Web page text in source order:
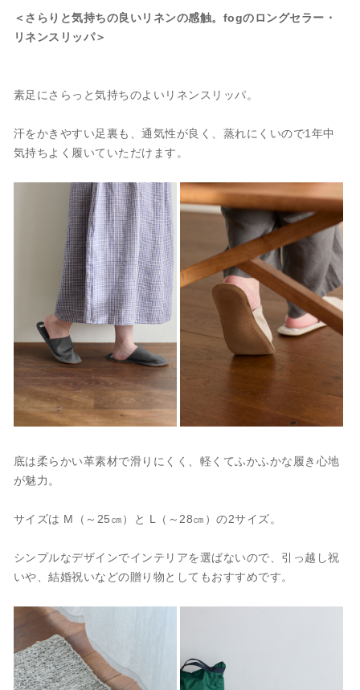
＜さらりと気持ちの良いリネンの感触。fogのロングセラー・
リネンスリッパ＞
素足にさらっと気持ちのよいリネンスリッパ。
汗をかきやすい足裏も、通気性が良く、蒸れにくいので1年中
気持ちよく履いていただけます。
底は柔らかい革素材で滑りにくく、軽くてふかふかな履き心地
が魅力。
サイズは M（～25㎝）と L（～28㎝）の2サイズ。
シンプルなデザインでインテリアを選ばないので、引っ越し祝
いや、結婚祝いなどの贈り物としてもおすすめです。